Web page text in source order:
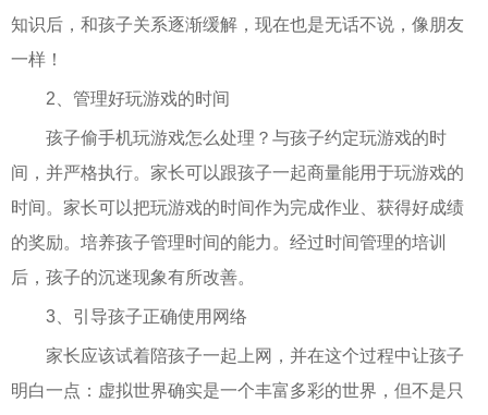
知识后，和孩子关系逐渐缓解，现在也是无话不说，像朋友
一样！
2、管理好玩游戏的时间
孩子偷手机玩游戏怎么处理？与孩子约定玩游戏的时
间，并严格执行。家长可以跟孩子一起商量能用于玩游戏的
时间。家长可以把玩游戏的时间作为完成作业、获得好成绩
的奖励。培养孩子管理时间的能力。经过时间管理的培训
后，孩子的沉迷现象有所改善。
3、引导孩子正确使用网络
家长应该试着陪孩子一起上网，并在这个过程中让孩子
明白一点：虚拟世界确实是一个丰富多彩的世界，但不是只